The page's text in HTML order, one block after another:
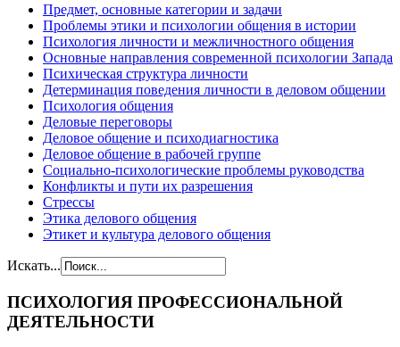
Предмет, основные категории и задачи
Проблемы этики и психологии общения в истории
Психология личности и межличностного общения
Основные направления современной психологии Запада
Психическая структура личности
Детерминация поведения личности в деловом общении
Психология общения
Деловые переговоры
Деловое общение и психодиагностика
Деловое общение в рабочей группе
Cоциально-психологические проблемы руководства
Конфликты и пути их разрешения
Стрессы
Этика делового общения
Этикет и культура делового общения
Искать...
ПСИХОЛОГИЯ ПРОФЕССИОНАЛЬНОЙ
ДЕЯТЕЛЬНОСТИ